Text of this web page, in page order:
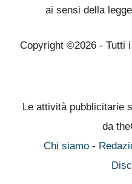
ai sensi della
Copyright ©2026 - Tutti
Le attività pubblicitarie
da
Chi siamo-